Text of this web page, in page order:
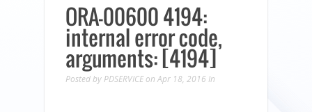
ORA-00600 4194:
internal error code,
arguments: [4194]
Posted by PDSERVICE on Apr 18, 2016 In